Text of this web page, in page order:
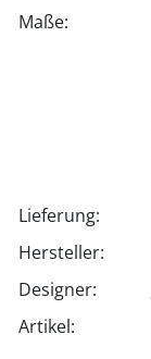
Maße:
Lieferung:
Hersteller:
Designer:
Artikel: